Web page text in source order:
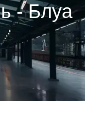
- Блуа